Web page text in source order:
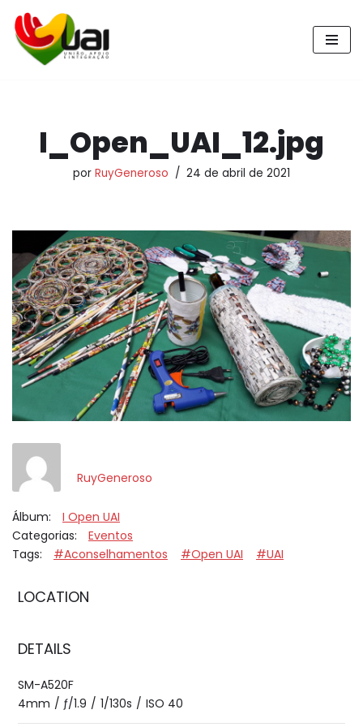
Pular
para
I_Open_UAI_12.jpg
por RuyGeneroso 24 de abril de 2021
RuyGeneroso
Álbum:
I Open UAI
Categorias:
Eventos
Tags:
#Aconselhamentos #Open UAI #UAI
LOCATION
DETAILS
SM-A520F
4mm / ƒ/1.9 / 1/130s / ISO 40